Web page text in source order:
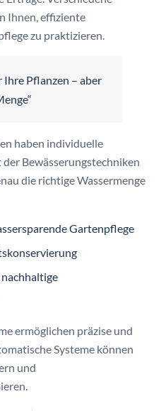
Ihnen, effiziente
zu praktizieren.
Ihre Pflanzen – aber
haben individuelle
Bewässerungstechniken
die richtige Wassermenge
Gartenpflege
ermöglichen präzise und
Systeme können
und